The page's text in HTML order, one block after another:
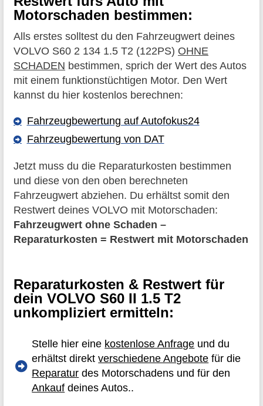
Motorschaden bestimmen:
Alls erstes solltest du den Fahrzeugwert deines
VOLVO S60 2 134 1.5 T2 (122PS) OHNE
SCHADEN bestimmen, sprich der Wert des Autos
mit einem funktionstüchtigen Motor. Den Wert
kannst du hier kostenlos berechnen:
Fahrzeugbewertung auf Autofokus24
Fahrzeugbewertung von DAT
Jetzt muss du die Reparaturkosten bestimmen
und diese von den oben berechneten
Fahrzeugwert abziehen. Du erhältst somit den
Restwert deines VOLVO mit Motorschaden:
Fahrzeugwert ohne Schaden –
Reparaturkosten = Restwert mit Motorschaden
Reparaturkosten & Restwert für
dein VOLVO S60 II 1.5 T2
unkompliziert ermitteln:
Stelle hier eine kostenlose Anfrage und du
erhältst direktverschiedene Angebote für die
Reparatur des Motorschadens und für den
Ankauf deines Autos..